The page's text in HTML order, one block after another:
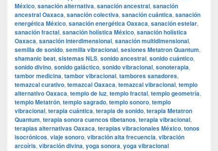
México, sanación alternativa, sanación ancestral, sanación
ancestral Oaxaca, sanación colectiva, sanación cuántica, sanación
energética México, sanación energética Oaxaca, sanación estelar,
sanación fractal, sanación holística México, sanación holística
Oaxaca, sanación interdimensional, sanación multidimensional,
semilla de sonido, semilla vibracional, sesiones Metatron Quantum,
shamanic beat, sistemas NLS, sonido ancestral, sonido cuántico,
sonido divino, sonido galáctico, sonido vibracional, sonoterapia,
tambor medicina, tambor vibracional, tambores sanadores,
temazcal curativo, temazcal Oaxaca, temazcal vibracional, templo
alternativo Oaxaca, templo de luz, templo fractal, templo geometría,
templo Metatrón, templo sagrado, templo sonoro, templo
vibracional, terapia cuántica, terapia de sonido, terapia Metatron
Quantum, terapia sonora cuencos tibetanos, terapia vibracional,
terapias alternativas Oaxaca, terapias vibracionales México, tonos
isocrónicos, viaje sonoro, vibración alta frecuencia, vibración
arcoíris, vibración divina, yoga sonora, yoga vibracional